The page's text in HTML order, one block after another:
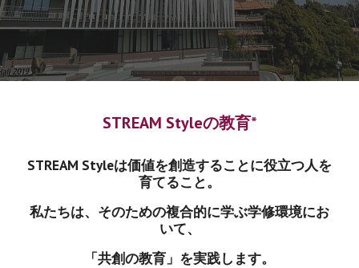
STREAM Styleの教育*
STREAM Styleは価値を創造することに役立つ人を
育てること。
私たちは、そのための複合的に学ぶ学修環境にお
いて、
「共創の教育」を実践します。